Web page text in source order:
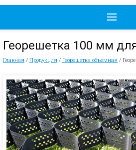
Георешетка 100 мм
Главная / Продукция / Георешетка объемная /